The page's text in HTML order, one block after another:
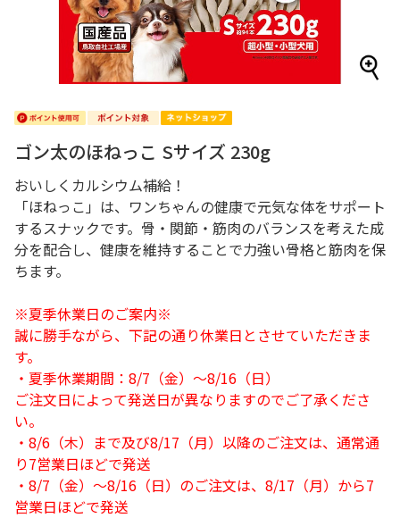
ゴン太のほねっこ Sサイズ 230g
おいしくカルシウム補給！
「ほねっこ」は、ワンちゃんの健康で元気な体をサポート
するスナックです。骨・関節・筋肉のバランスを考えた成
分を配合し、健康を維持することで力強い骨格と筋肉を保
ちます。
※夏季休業日のご案内※
誠に勝手ながら、下記の通り休業日とさせていただきま
す。
・夏季休業期間：8/7（金）～8/16（日）
ご注文日によって発送日が異なりますのでご了承くださ
い。
・8/6（木）まで及び8/17（月）以降のご注文は、通常通
り7営業日ほどで発送
・8/7（金）～8/16（日）のご注文は、8/17（月）から7
営業日ほどで発送